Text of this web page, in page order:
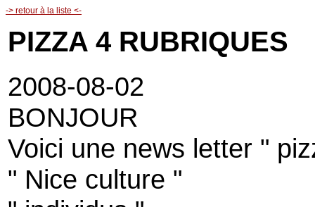
-> retour à la liste <-
PIZZA 4 RUBRIQUES
2008-08-02
BONJOUR
Voici une news letter "
" Nice culture "